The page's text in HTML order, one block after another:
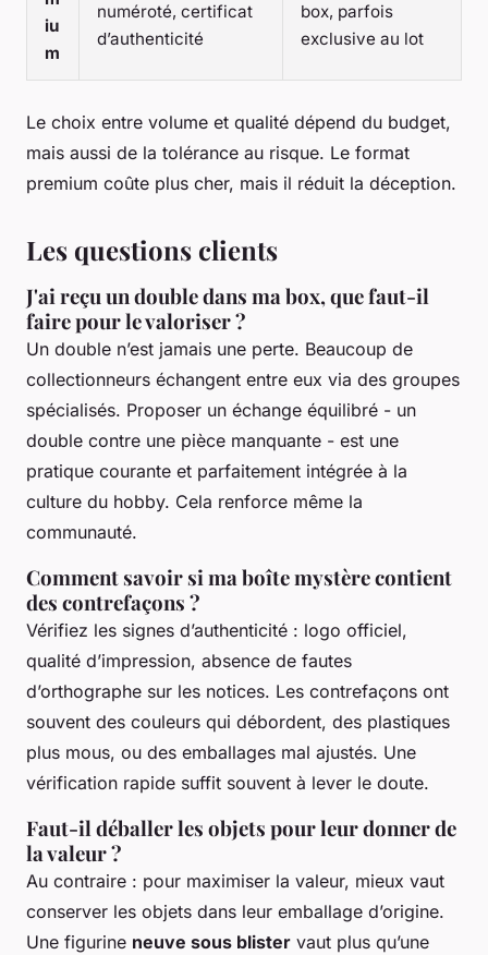
iu
m
numéroté, certificat
d’authenticité
box, parfois
exclusive au lot
Le choix entre volume et qualité dépend du budget,
mais aussi de la tolérance au risque. Le format
premium coûte plus cher, mais il réduit la déception.
Les questions clients
J'ai reçu un double dans ma box, que faut-il
faire pour le valoriser ?
Un double n’est jamais une perte. Beaucoup de
collectionneurs échangent entre eux via des groupes
spécialisés. Proposer un échange équilibré - un
double contre une pièce manquante - est une
pratique courante et parfaitement intégrée à la
culture du hobby. Cela renforce même la
communauté.
Comment savoir si ma boîte mystère contient
des contrefaçons ?
Vérifiez les signes d’authenticité : logo officiel,
qualité d’impression, absence de fautes
d’orthographe sur les notices. Les contrefaçons ont
souvent des couleurs qui débordent, des plastiques
plus mous, ou des emballages mal ajustés. Une
vérification rapide suffit souvent à lever le doute.
Faut-il déballer les objets pour leur donner de
la valeur ?
Au contraire : pour maximiser la valeur, mieux vaut
conserver les objets dans leur emballage d’origine.
Une figurine neuve sous blister vaut plus qu’une